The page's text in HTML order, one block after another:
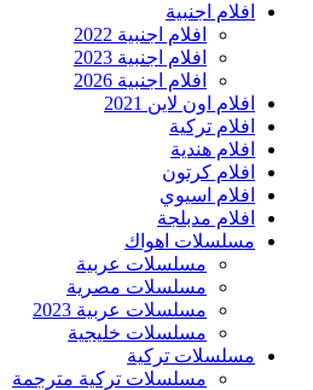
افلام اجنبية
افلام اجنبية 2022
افلام اجنبية 2023
افلام اجنبية 2026
افلام اون لاين 2021
افلام تركية
افلام هندية
افلام كرتون
افلام اسيوي
افلام مدبلجة
مسلسلات اهواك
مسلسلات عربية
مسلسلات مصرية
مسلسلات عربية 2023
مسلسلات خليجية
مسلسلات تركية
مسلسلات تركية مترجمة